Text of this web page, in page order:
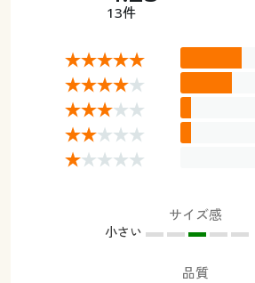
13件
サイズ感
小さい
品質